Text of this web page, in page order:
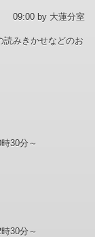
09:00 by 大蓮分室
読みきかせなどのお
時30分～
時30分～